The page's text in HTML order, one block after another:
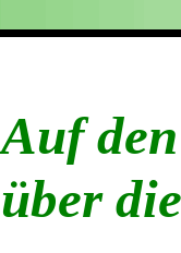
Auf
über die